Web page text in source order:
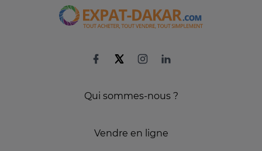
Qui sommes-nous ?
Vendre en ligne